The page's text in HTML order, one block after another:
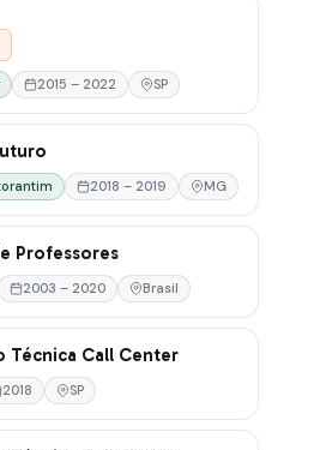
2015 – 2022 SP
2018 – 2019 MG
Professores
2003 – 2020 Brasil
Técnica Call Center
2018 SP